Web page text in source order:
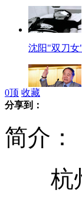
沈阳"双刀女
网友预测莫
四川境内持
0顶 收藏
分享到：
简介：
杭州